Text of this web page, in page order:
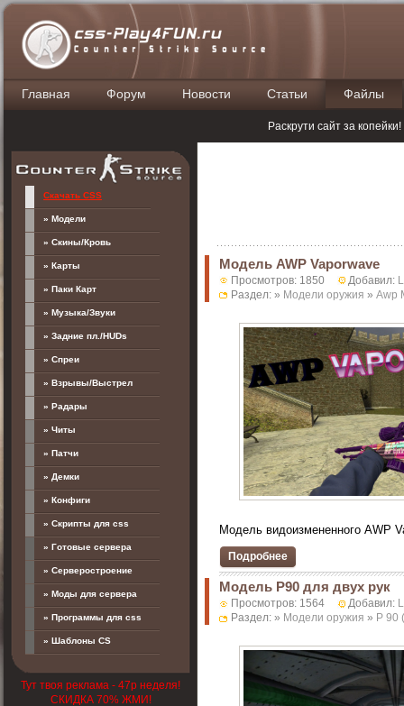
Главная Форум Новости Статьи Файлы
Раскрути сайт за
Модель AWP Vaporwave
Просмотров: 1850 Добавил:
Раздел: » Модели оружия » Awp
Модель видоизмененного AWP
Подробнее
Модель P90 для двух рук
Просмотров: 1564 Добавил:
Раздел: » Модели оружия » P 90
Скачать CSS
» Модели
» Скины/Кровь
» Карты
» Паки Карт
» Музыка/Звуки
» Задние пл./HUDs
» Спреи
» Взрывы/Выстрел
» Радары
» Читы
» Патчи
» Демки
» Конфиги
» Скрипты для css
» Готовые сервера
» Серверостроение
» Моды для сервера
» Программы для css
» Шаблоны CS
Тут твоя реклама - 47р неделя!
СКИДКА 70% ЖМИ!